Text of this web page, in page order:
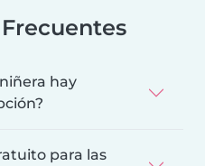
hay
para las